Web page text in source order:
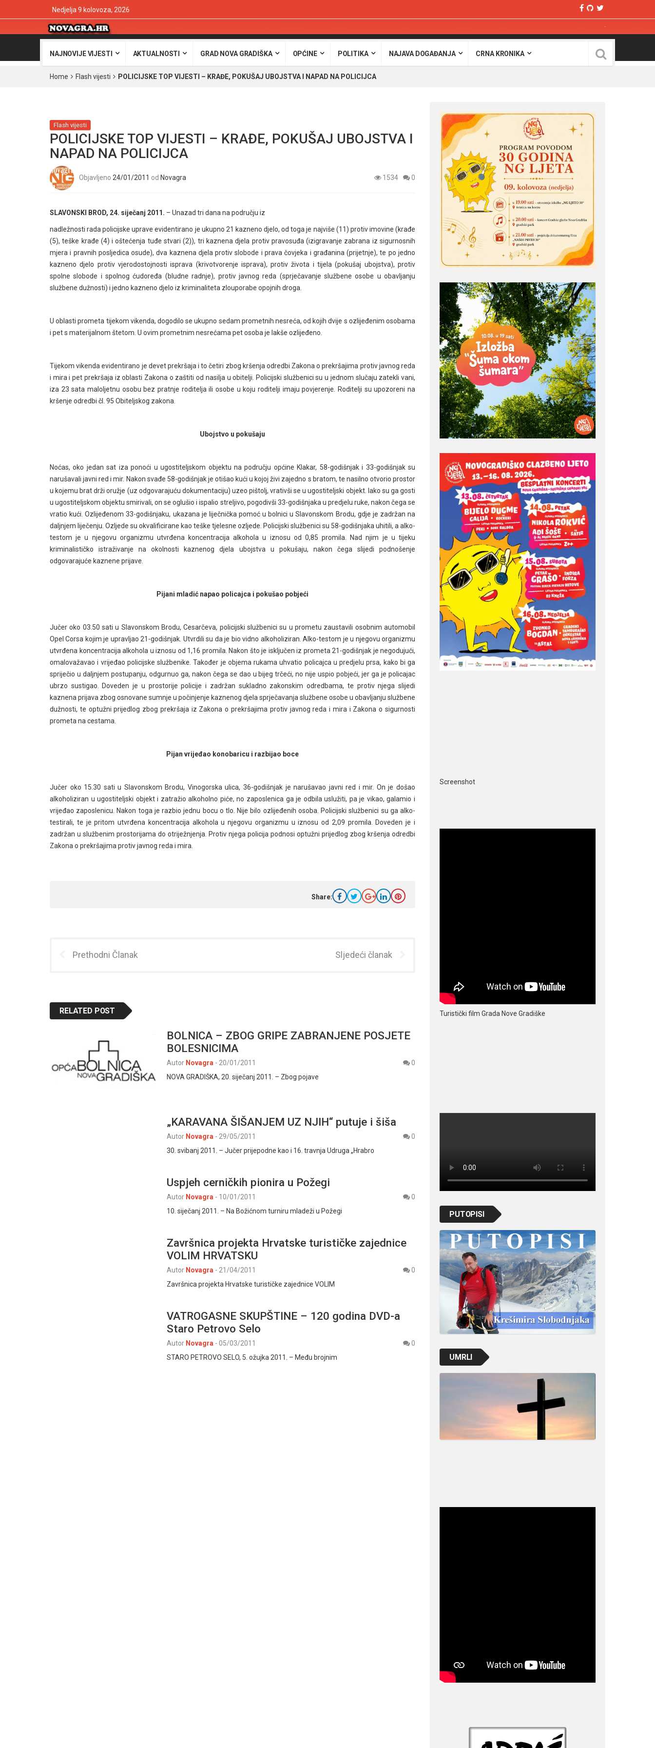
Nedjelja 9 kolovoza, 2026
NAJNOVIJE VIJESTI AKTUALNOSTI GRAD NOVA GRADIŠKA OPĆINE POLITIKA NAJAVA DOGAĐANJA CRNA KRONIKA
Home Flash vijesti POLICIJSKE TOP VIJESTI – KRAĐE, POKUŠAJ UBOJSTVA I NAPAD NA POLICIJCA
Flash vijesti
POLICIJSKE TOP VIJESTI – KRAĐE, POKUŠAJ UBOJSTVA I
NAPAD NA POLICIJCA
Objavljeno 24/01/2011 od Novagra 1534 0
SLAVONSKI BROD, 24. siječanj 2011. – Unazad tri dana na području iz
nadležnosti rada policijske uprave evidentirano je ukupno 21 kazneno djelo, od toga je najviše (11) protiv imovine (krađe
(5), teške krađe (4) i oštećenja tuđe stvari (2)), tri kaznena djela protiv pravosuđa (izigravanje zabrana iz sigurnosnih
mjera i pravnih posljedica osude), dva kaznena djela protiv slobode i prava čovjeka i građanina (prijetnje), te po jedno
kazneno djelo protiv vjerodostojnosti isprava (krivotvorenje isprava), protiv života i tijela (pokušaj ubojstva), protiv
spolne slobode i spolnog ćudoređa (bludne radnje), protiv javnog reda (sprječavanje službene osobe u obavljanju
službene dužnosti) i jedno kazneno djelo iz kriminaliteta zlouporabe opojnih droga.
U oblasti prometa tijekom vikenda, dogodilo se ukupno sedam prometnih nesreća, od kojih dvije s ozlijeđenim osobama
i pet s materijalnom štetom. U ovim prometnim nesrećama pet osoba je lakše ozlijeđeno.
Tijekom vikenda evidentirano je devet prekršaja i to četiri zbog kršenja odredbi Zakona o prekršajima protiv javnog reda
i mira i pet prekršaja iz oblasti Zakona o zaštiti od nasilja u obitelji. Policijski službenici su u jednom slučaju zatekli vani,
iza 23 sata maloljetnu osobu bez pratnje roditelja ili osobe u koju roditelji imaju povjerenje. Roditelji su upozoreni na
kršenje odredbi čl. 95 Obiteljskog zakona.
Ubojstvo u pokušaju
Noćas, oko jedan sat iza ponoći u ugostiteljskom objektu na području općine Klakar, 58-godišnjak i 33-godišnjak su
narušavali javni red i mir. Nakon svađe 58-godišnjak je otišao kući u kojoj živi zajedno s bratom, te nasilno otvorio prostor
u kojemu brat drži oružje (uz odgovarajuću dokumentaciju) uzeo pištolj, vrativši se u ugostiteljski objekt. Iako su ga gosti
u ugostiteljskom objektu smirivali, on se oglušio i ispalio streljivo, pogodivši 33-godišnjaka u predjelu ruke, nakon čega se
vratio kući. Ozlijeđenom 33-godišnjaku, ukazana je liječnička pomoć u bolnici u Slavonskom Brodu, gdje je zadržan na
daljnjem liječenju. Ozljede su okvalificirane kao teške tjelesne ozljede. Policijski službenici su 58-godišnjaka uhitili, a alko-
testom je u njegovu organizmu utvrđena koncentracija alkohola u iznosu od 0,85 promila. Nad njim je u tijeku
kriminalističko istraživanje na okolnosti kaznenog djela ubojstva u pokušaju, nakon čega slijedi podnošenje
odgovarajuće kaznene prijave.
Pijani mladić napao policajca i pokušao pobjeći
Jučer oko 03.50 sati u Slavonskom Brodu, Cesarčeva, policijski službenici su u prometu zaustavili osobnim automobil
Opel Corsa kojim je upravljao 21-godišnjak. Utvrdili su da je bio vidno alkoholiziran. Alko-testom je u njegovu organizmu
utvrđena koncentracija alkohola u iznosu od 1,16 promila. Nakon što je isključen iz prometa 21-godišnjak je negodujući,
omalovažavao i vrijeđao policijske službenike. Također je objema rukama uhvatio policajca u predjelu prsa, kako bi ga
spriječio u daljnjem postupanju, odgurnuo ga, nakon čega se dao u bijeg trčeći, no nije uspio pobjeći, jer ga je policajac
ubrzo sustigao. Doveden je u prostorije policije i zadržan sukladno zakonskim odredbama, te protiv njega slijedi
kaznena prijava zbog osnovane sumnje u počinjenje kaznenog djela sprječavanja službene osobe u obavljanju službene
dužnosti, te optužni prijedlog zbog prekršaja iz Zakona o prekršajima protiv javnog reda i mira i Zakona o sigurnosti
prometa na cestama.
Pijan vrijeđao konobaricu i razbijao boce
Jučer oko 15.30 sati u Slavonskom Brodu, Vinogorska ulica, 36-godišnjak je narušavao javni red i mir. On je došao
alkoholiziran u ugostiteljski objekt i zatražio alkoholno piće, no zaposlenica ga je odbila uslužiti, pa je vikao, galamio i
vrijeđao zaposlenicu. Nakon toga je razbio jednu bocu o tlo. Nije bilo ozlijeđenih osoba. Policijski službenici su ga alko-
testirali, te je pritom utvrđena koncentracija alkohola u njegovu organizmu u iznosu od 2,09 promila. Doveden je i
zadržan u službenim prostorijama do otriježnjenja. Protiv njega policija podnosi optužni prijedlog zbog kršenja odredbi
Zakona o prekršajima protiv javnog reda i mira.
Share:
Prethodni Članak Sljedeći članak
RELATED POST
BOLNICA – ZBOG GRIPE ZABRANJENE POSJETE
BOLESNICIMA
Autor Novagra - 20/01/2011
0
NOVA GRADIŠKA, 20. siječanj 2011. – Zbog pojave
„KARAVANA ŠIŠANJEM UZ NJIH“ putuje i šiša
Autor Novagra - 29/05/2011
0
30. svibanj 2011. – Jučer prijepodne kao i 16. travnja Udruga „Hrabro
Uspjeh cerničkih pionira u Požegi
Autor Novagra - 10/01/2011
0
10. siječanj 2011. – Na Božićnom turniru mladeži u Požegi
Završnica projekta Hrvatske turističke zajednice
VOLIM HRVATSKU
Autor Novagra - 21/04/2011
0
Završnica projekta Hrvatske turističke zajednice VOLIM
VATROGASNE SKUPŠTINE – 120 godina DVD-a
Staro Petrovo Selo
Autor Novagra - 05/03/2011
0
STARO PETROVO SELO, 5. ožujka 2011. – Među brojnim
Screenshot
Turistički film Grada Nove Gradiške
PUTOPISI
UMRLI